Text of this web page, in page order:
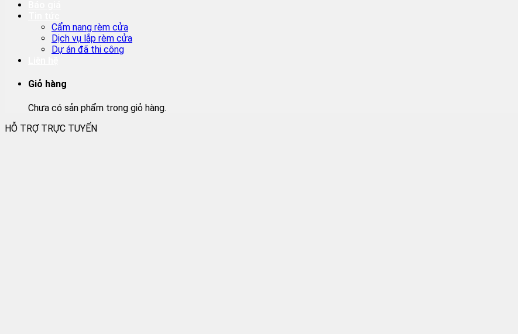
Cẩm nang rèm cửa
Dịch vụ lắp rèm cửa
Dự án đã thi công
Giỏ hàng
Chưa có sản phẩm trong giỏ hàng.
HỖ TRỢ TRỰC TUYẾN